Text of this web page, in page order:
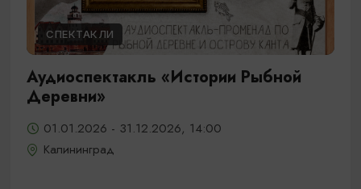
СПЕКТАКЛИ
Аудиоспектакль «Истории Рыбной
Деревни»
01.01.2026 - 31.12.2026, 14:00
Калининград